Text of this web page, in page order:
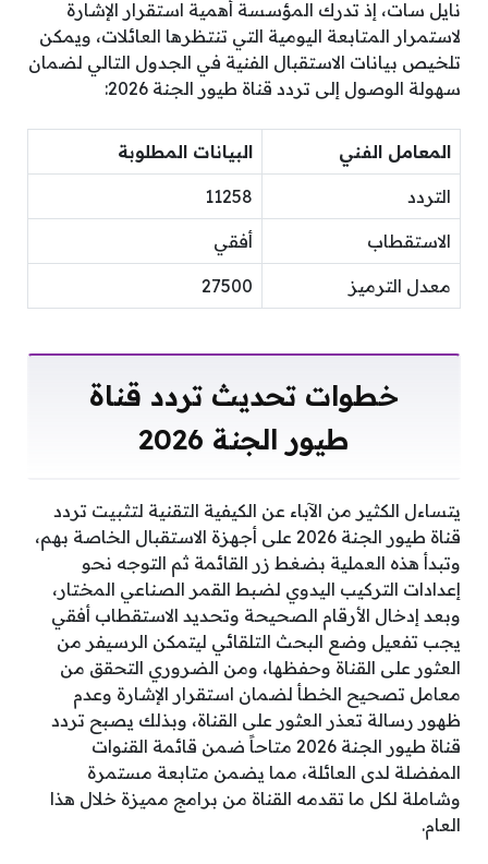
نايل سات، إذ تدرك المؤسسة أهمية استقرار الإشارة
لاستمرار المتابعة اليومية التي تنتظرها العائلات، ويمكن
تلخيص بيانات الاستقبال الفنية في الجدول التالي لضمان
سهولة الوصول إلى تردد قناة طيور الجنة 2026:
المعامل الفني البيانات المطلوبة
التردد 11258
الاستقطاب أفقي
معدل الترميز 27500
خطوات تحديث تردد قناة
طيور الجنة 2026
يتساءل الكثير من الآباء عن الكيفية التقنية لتثبيت تردد
قناة طيور الجنة 2026 على أجهزة الاستقبال الخاصة بهم،
وتبدأ هذه العملية بضغط زر القائمة ثم التوجه نحو
إعدادات التركيب اليدوي لضبط القمر الصناعي المختار،
وبعد إدخال الأرقام الصحيحة وتحديد الاستقطاب أفقي
يجب تفعيل وضع البحث التلقائي ليتمكن الرسيفر من
العثور على القناة وحفظها، ومن الضروري التحقق من
معامل تصحيح الخطأ لضمان استقرار الإشارة وعدم
ظهور رسالة تعذر العثور على القناة، وبذلك يصبح تردد
قناة طيور الجنة 2026 متاحاً ضمن قائمة القنوات
المفضلة لدى العائلة، مما يضمن متابعة مستمرة
وشاملة لكل ما تقدمه القناة من برامج مميزة خلال هذا
العام.